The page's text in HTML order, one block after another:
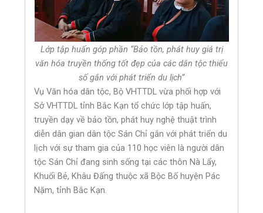
Lớp tập huấn góp phần “Bảo tồn, phát huy giá trị
văn hóa truyền thống tốt đẹp của các dân tộc thiểu
số gắn với phát triển du lịch”
Vụ Văn hóa dân tộc, Bộ VHTTDL vừa phối hợp với
Sở VHTTDL tỉnh Bắc Kạn tổ chức lớp tập huấn,
truyền dạy về bảo tồn, phát huy nghệ thuật trình
diễn dân gian dân tộc Sán Chỉ gắn với phát triển du
lịch với sự tham gia của 110 học viên là người dân
tộc Sán Chỉ đang sinh sống tại các thôn Nà Lẩy,
Khuổi Bẻ, Khâu Đấng thuộc xã Bộc Bố huyện Pác
Nặm, tỉnh Bắc Kạn.